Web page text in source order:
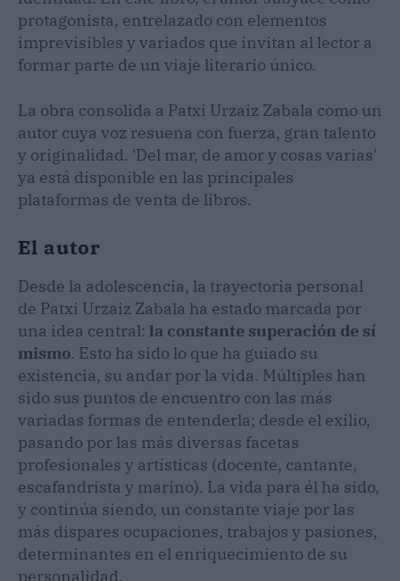
protagonista, entrelazado con elementos
imprevisibles y variados que invitan al lector a
formar parte de un viaje literario único.
La obra consolida a Patxi Urzaiz Zabala como un
autor cuya voz resuena con fuerza, gran talento
y originalidad. 'Del mar, de amor y cosas varias'
ya está disponible en las principales
plataformas de venta de libros.
El autor
Desde la adolescencia, la trayectoria personal
de Patxi Urzaiz Zabala ha estado marcada por
una idea central: la constante superación de sí
mismo. Esto ha sido lo que ha guiado su
existencia, su andar por la vida. Múltiples han
sido sus puntos de encuentro con las más
variadas formas de entenderla; desde el exilio,
pasando por las más diversas facetas
profesionales y artísticas (docente, cantante,
escafandrista y marino). La vida para él ha sido,
y continúa siendo, un constante viaje por las
más dispares ocupaciones, trabajos y pasiones,
determinantes en el enriquecimiento de su
personalidad.